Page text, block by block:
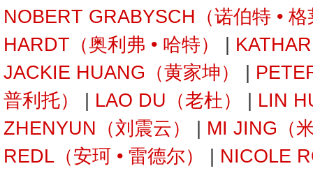
NOBERT GRABYSCH（诺伯特 •
HARDT（奥利弗 • 哈特）
JACKIE HUANG（黄家坤）
普利托）
LAO DU（老杜）
LIN
ZHENYUN（刘震云）
MI JING（
REDL（安珂 • 雷德尔）
NICOLE